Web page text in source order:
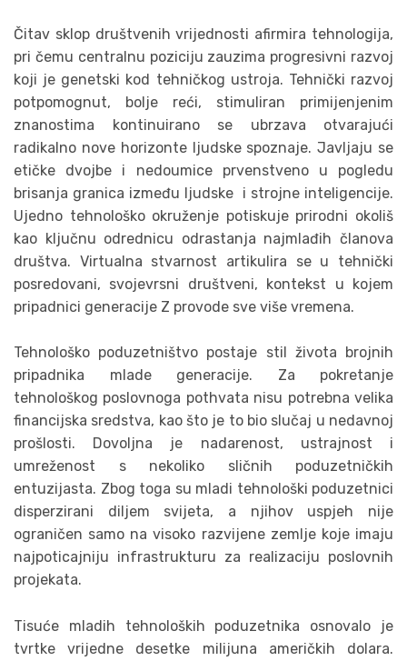
Čitav sklop društvenih vrijednosti afirmira tehnologija,
pri čemu centralnu poziciju zauzima progresivni razvoj
koji je genetski kod tehničkog ustroja. Tehnički razvoj
potpomognut, bolje reći, stimuliran primijenjenim
znanostima kontinuirano se ubrzava otvarajući
radikalno nove horizonte ljudske spoznaje. Javljaju se
etičke dvojbe i nedoumice prvenstveno u pogledu
brisanja granica između ljudske i strojne inteligencije.
Ujedno tehnološko okruženje potiskuje prirodni okoliš
kao ključnu odrednicu odrastanja najmlađih članova
društva. Virtualna stvarnost artikulira se u tehnički
posredovani, svojevrsni društveni, kontekst u kojem
pripadnici generacije Z provode sve više vremena.
Tehnološko poduzetništvo postaje stil života brojnih
pripadnika mlade generacije. Za pokretanje
tehnološkog poslovnoga pothvata nisu potrebna velika
financijska sredstva, kao što je to bio slučaj u nedavnoj
prošlosti. Dovoljna je nadarenost, ustrajnost i
umreženost s nekoliko sličnih poduzetničkih
entuzijasta. Zbog toga su mladi tehnološki poduzetnici
disperzirani diljem svijeta, a njihov uspjeh nije
ograničen samo na visoko razvijene zemlje koje imaju
najpoticajniju infrastrukturu za realizaciju poslovnih
projekata.
Tisuće mladih tehnoloških poduzetnika osnovalo je
tvrtke vrijedne desetke milijuna američkih dolara.